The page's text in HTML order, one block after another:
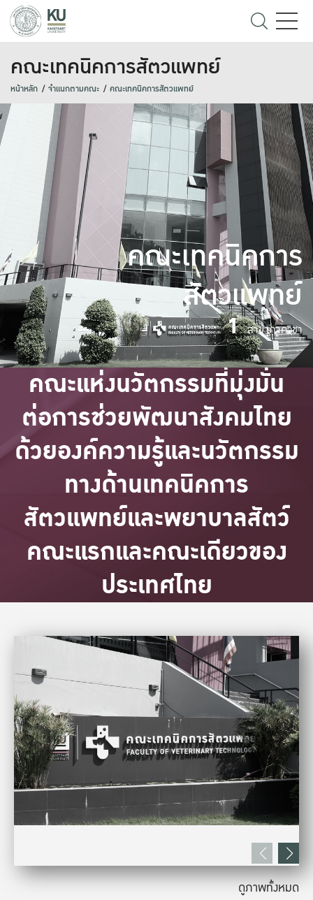
คณะเทคนิคการสัตวแพทย์
หน้าหลัก จำแนกตามคณะ คณะเทคนิคการสัตวแพทย์
คณะเทคนิคการ
สัตวแพทย์
1 สาขาภาควิชา
คณะแห่งนวัตกรรมที่มุ่งมั่น
ต่อการช่วยพัฒนาสังคมไทย
ด้วยองค์ความรู้และนวัตกรรม
ทางด้านเทคนิคการ
สัตวแพทย์และพยาบาลสัตว์
คณะแรกและคณะเดียวของ
ประเทศไทย
ดูภาพทั้งหมด